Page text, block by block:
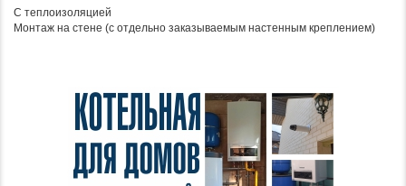
С теплоизоляцией
Монтаж на стене (с отдельно заказываемым настенным креплением)